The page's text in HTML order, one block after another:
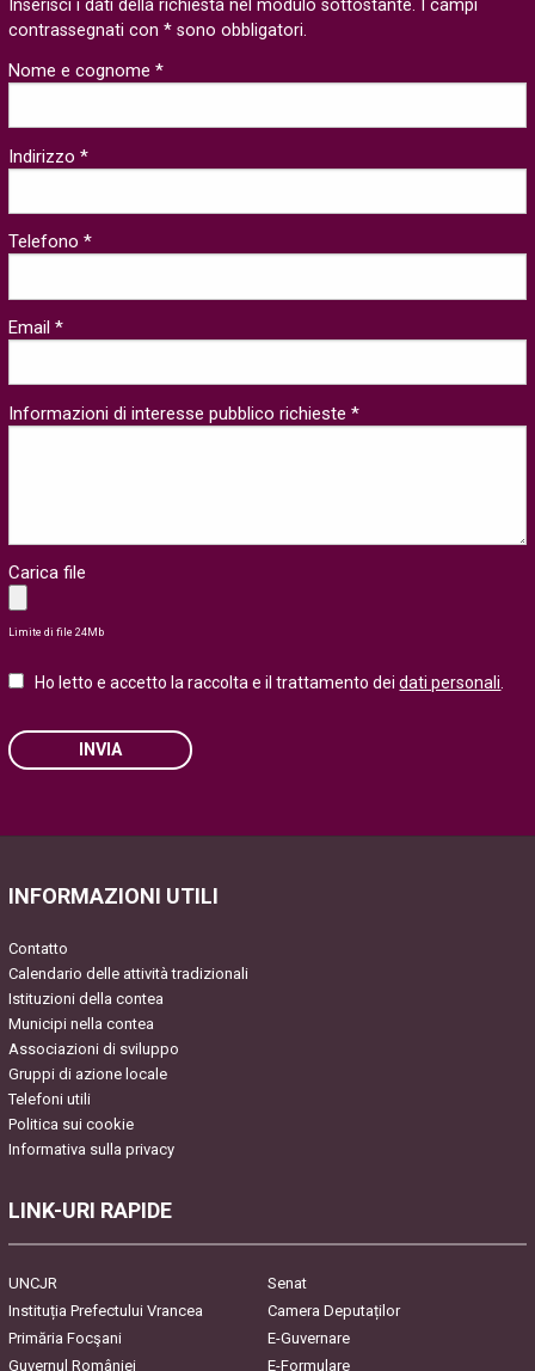
Inserisci i dati della richiesta nel modulo sottostante. I campi
contrassegnati con * sono obbligatori.
Nome e cognome *
Indirizzo *
Telefono *
Email *
Informazioni di interesse pubblico richieste *
Carica file
Limite di file 24Mb
Ho letto e accetto la raccolta e il trattamento deidati personali.
INVIA
INFORMAZIONI UTILI
Contatto
Calendario delle attività tradizionali
Istituzioni della contea
Municipi nella contea
Associazioni di sviluppo
Gruppi di azione locale
Telefoni utili
Politica sui cookie
Informativa sulla privacy
LINK-URI RAPIDE
UNCJR
Senat
Instituția Prefectului Vrancea
Camera Deputaților
Primăria Focşani
E-Guvernare
Guvernul României
E-Formulare